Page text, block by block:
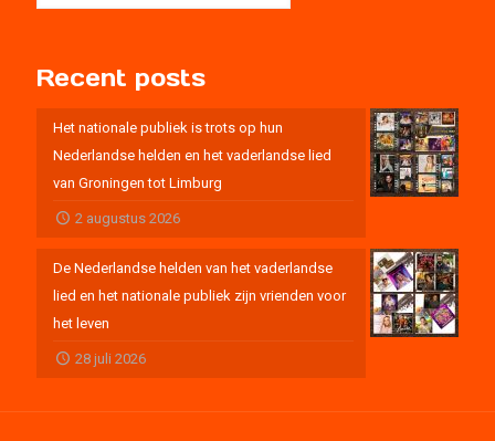
Recent posts
Het nationale publiek is trots op hun
Nederlandse helden en het vaderlandse lied
van Groningen tot Limburg
2 augustus 2026
De Nederlandse helden van het vaderlandse
lied en het nationale publiek zijn vrienden voor
het leven
28 juli 2026